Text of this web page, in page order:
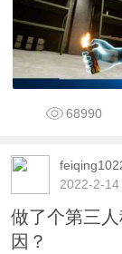
68990
2022-2-14
做了个第三
因？